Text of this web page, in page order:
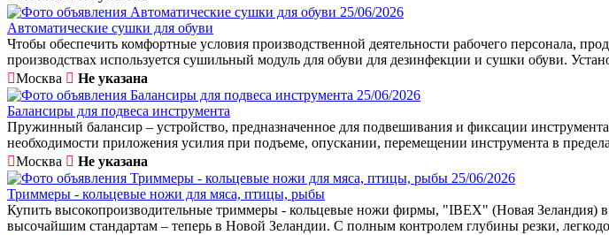
25/06/2026
Автоматические сушки для обуви
Чтобы обеспечить комфортные условия производственной деятельности рабочего персонала,
производствах используется сушильный модуль для обуви для дезинфекции и сушки обуви.
Москва
Не указана
25/06/2026
Балансиры для подвеса инструмента
Пружинный балансир – устройство, предназначенное для подвешивания и фиксации
необходимости приложения усилия при подъеме, опускании, перемещении инструмента в
Москва
Не указана
25/06/2026
Триммеры - кольцевые ножи для мяса, птицы, рыбы
Купить высокопроизводительные триммеры - кольцевые ножи фирмы, "IBEX" (Новая Зеландия)
высочайшим стандартам – теперь в Новой Зеландии. С полным контролем глубины резки,